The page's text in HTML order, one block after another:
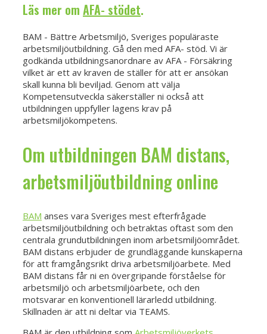
Läs mer om AFA- stödet.
BAM - Bättre Arbetsmiljö, Sveriges populäraste
arbetsmiljöutbildning. Gå den med AFA- stöd. Vi är
godkända utbildningsanordnare av AFA - Försäkring
vilket är ett av kraven de ställer för att er ansökan
skall kunna bli beviljad. Genom att välja
Kompetensutveckla säkerställer ni också att
utbildningen uppfyller lagens krav på
arbetsmiljökompetens.
Om utbildningen BAM distans,
arbetsmiljöutbildning online
BAM anses vara Sveriges mest efterfrågade
arbetsmiljöutbildning och betraktas oftast som den
centrala grundutbildningen inom arbetsmiljöområdet.
BAM distans erbjuder de grundläggande kunskaperna
för att framgångsrikt driva arbetsmiljöarbete. Med
BAM distans får ni en övergripande förståelse för
arbetsmiljö och arbetsmiljöarbete, och den
motsvarar en konventionell lärarledd utbildning.
Skillnaden är att ni deltar via TEAMS.